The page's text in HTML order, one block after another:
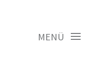
MENÜ